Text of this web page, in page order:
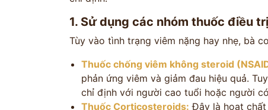
1. Sử dụng các nhóm thuốc điều
Tùy vào tình trạng viêm nặng hay nhẹ, bà
Thuốc chống viêm không steroid
phản ứng viêm và giảm đau hiệu quả.
chỉ định với người cao tuổi hoặc người
Thuốc Corticosteroids: Đây là hoạt chất
ĐĂNG KÝ TƯ
ĐĂNG KÝ ĐẾN
Thông tin của bạn được bảo mật và